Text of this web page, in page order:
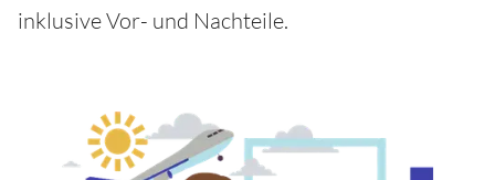
inklusive Vor- und Nachteile.